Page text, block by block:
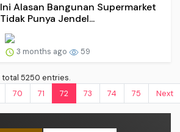
Ini Alasan Bangunan Supermarket
Tidak Punya Jendel...
3 months ago 59
5250 entries.
70 71 72 73 74 75 Next